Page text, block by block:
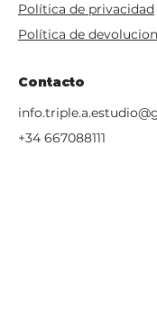
Política de privacidad
Política de
Contacto
+34 667088111